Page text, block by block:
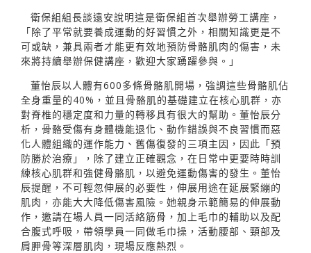
衛保組組長談遠安說明這是衛保組首次舉辦勞工講座，
「除了平常就要養成運動的好習慣之外，相關知識更是不
可或缺，兼具兩者才能更有效地預防骨骼肌肉的傷害，未
來將持續舉辦保健講座，歡迎大家踴躍參與。」
董怡辰以人體有600多條骨骼肌開場，強調這些骨骼肌佔
全身重量的40%，並且骨骼肌的基礎建立在核心肌群，亦
對脊椎的穩定度和力量的轉移具有很大的幫助。董怡辰分
析，骨骼受傷有身體機能退化、動作錯誤與不良習慣而惡
化人體組織的運作能力、舊傷復發的三項主因，因此「預
防勝於治療」，除了建立正確觀念，在日常中更要時時訓
練核心肌群和強健骨骼肌，以避免運動傷害的發生。董怡
辰提醒，不可輕忽伸展的必要性，伸展用途在延展緊繃的
肌肉，亦能大大降低傷害風險。她親身示範簡易的伸展動
作，邀請在場人員一同活絡筋骨，加上毛巾的輔助以及配
合腹式呼吸，帶領學員一同做毛巾操，活動腰部、頸部及
肩胛骨等深層肌肉，現場反應熱烈。